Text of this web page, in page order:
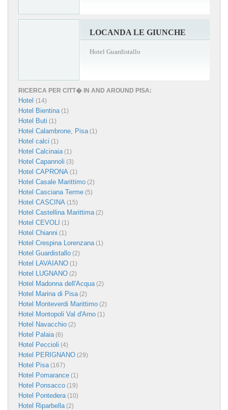
LOCANDA LE GIUNCHE
Hotel Guardistallo
RICERCA PER CITT� IN AND AROUND PISA:
Hotel (14)
Hotel Bientina(1)
Hotel Buti (1)
Hotel Calambrone, Pisa(1)
Hotel calci (1)
Hotel Calcinaia(1)
Hotel Capannoli (3)
Hotel CAPRONA (1)
Hotel Casale Marittimo (2)
Hotel Casciana Terme (5)
Hotel CASCINA (15)
Hotel Castellina Marittima(2)
Hotel CEVOLI (1)
Hotel Chianni (1)
Hotel Crespina Lorenzana(1)
Hotel Guardistallo (2)
Hotel LAVAIANO (1)
Hotel LUGNANO (2)
Hotel Madonna dell'Acqua(2)
Hotel Marina di Pisa(2)
Hotel Monteverdi Marittimo (2)
Hotel Montopoli Val d'Arno (1)
Hotel Navacchio (2)
Hotel Palaia(6)
Hotel Peccioli (4)
Hotel PERIGNANO (29)
Hotel Pisa(167)
Hotel Pomarance (1)
Hotel Ponsacco (19)
Hotel Pontedera(10)
Hotel Riparbella(2)